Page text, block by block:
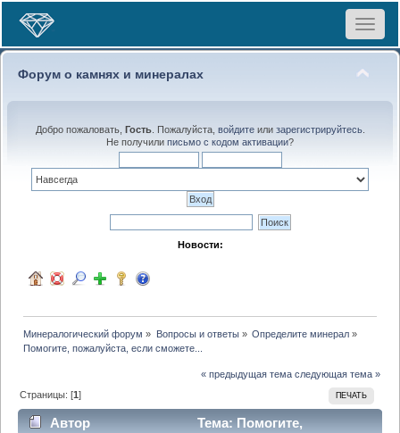
Toggle
Форум о камнях и минералах
Добро пожаловать, Гость. Пожалуйста, войдитеили зарегистрируйтесь.
Не получили письмо с кодом активации?
Новости:
Минералогический форум » Вопросы и ответы» Определите минерал»
Помогите, пожалуйста, если сможете...
« предыдущая тема следующая тема »
ПЕЧАТЬ
Страницы: [1]
Автор
Тема: Помогите,